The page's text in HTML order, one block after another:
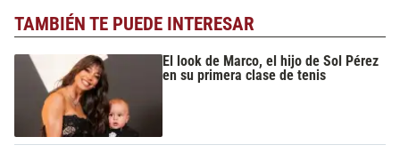
TAMBIÉN TE PUEDE INTERESAR
El look de Marco, el hijo de Sol Pérez
en su primera clase de tenis